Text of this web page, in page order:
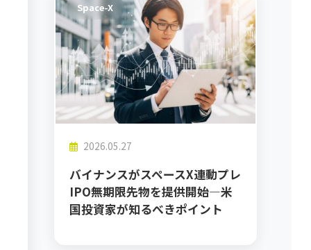
Space-X
2026.05.27
バイナンスがスペースX連動プレ
IPO無期限先物を提供開始―米
国投資家が知るべきポイント